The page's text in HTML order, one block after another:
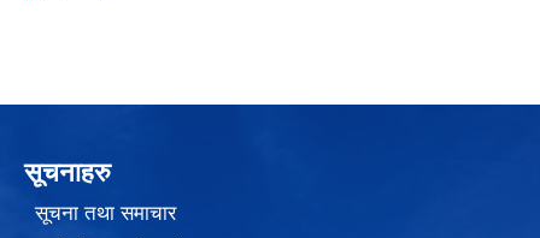
सूचनाहरु
सूचना तथा समाचार